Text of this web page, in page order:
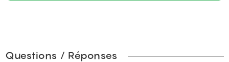
Questions / Réponses